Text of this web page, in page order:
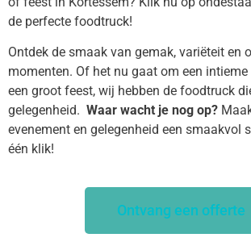
de perfecte foodtruck!
Ontdek de smaak van gemak, variëteit en
momenten. Of het nu gaat om een
een groot feest, wij hebben de foodtruck
gelegenheid. Waar wacht je nog op?
evenement en gelegenheid een smaakvol
één klik!
Ontvang een offerte